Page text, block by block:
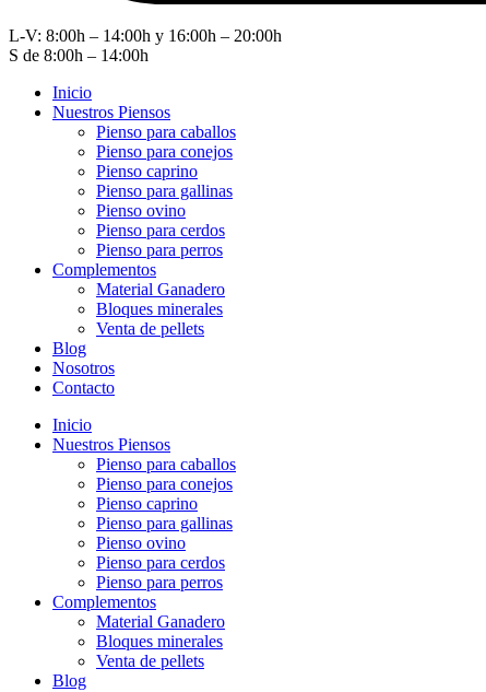
L-V: 8:00h – 14:00h y 16:00h – 20:00h
S de 8:00h – 14:00h
Inicio
Nuestros Piensos
Pienso para caballos
Pienso para conejos
Pienso caprino
Pienso para gallinas
Pienso ovino
Pienso para cerdos
Pienso para perros
Complementos
Material Ganadero
Bloques minerales
Venta de pellets
Blog
Nosotros
Contacto
Inicio
Nuestros Piensos
Pienso para caballos
Pienso para conejos
Pienso caprino
Pienso para gallinas
Pienso ovino
Pienso para cerdos
Pienso para perros
Complementos
Material Ganadero
Bloques minerales
Venta de pellets
Blog